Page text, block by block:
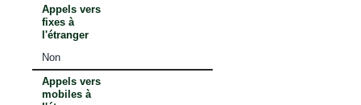
Appels vers
fixes à
l'étranger
Non
Appels vers
mobiles à